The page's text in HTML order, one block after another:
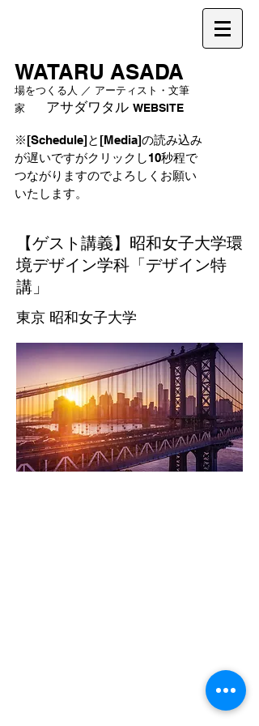
WATARU ASADA
場をつくる人 ／ アーティスト・文筆
家 アサダワタル WEBSITE
※[Schedule]と[Media]の読み込み
が遅いですがクリックし10秒程で
つながりますのでよろしくお願い
いたします。
【ゲスト講義】昭和女子大学環
境デザイン学科「デザイン特
講」
東京 昭和女子大学